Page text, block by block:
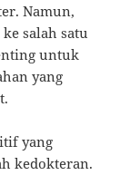
Namun,
salah satu
untuk
yang
yang
kedokteran.